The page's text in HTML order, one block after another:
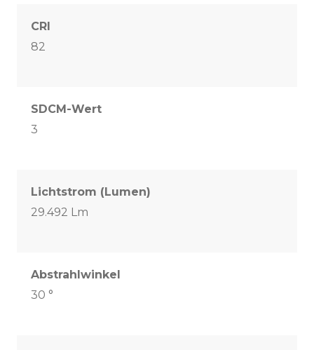
CRI
82
SDCM-Wert
3
Lichtstrom (Lumen)
29.492 Lm
Abstrahlwinkel
30 °